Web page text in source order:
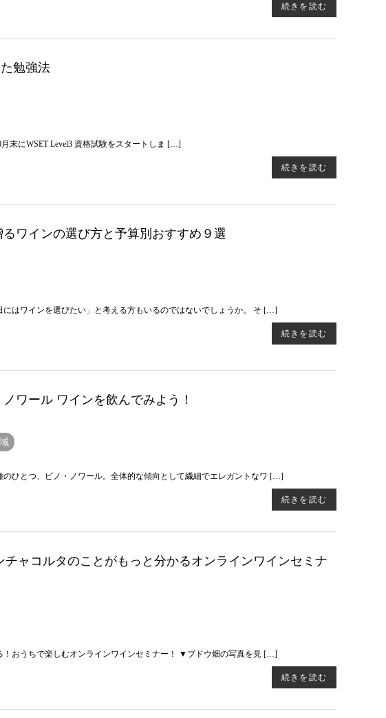
続きを読む
勉強法
末にWSET Level3 資格試験をスタートしま […]
続きを読む
ワインの選び方と予算別おすすめ９選
にはワインを選びたい」と考える方もいるのではないでしょうか。 そ […]
続きを読む
ワール ワインを飲んでみよう！
ひとつ、ピノ・ノワール。全体的な傾向として繊細でエレガントなワ […]
続きを読む
チャコルタのことがもっと分かるオンラインワインセミナ
！おうちで楽しむオンラインワインセミナー！ ▼ブドウ畑の写真を見 […]
続きを読む